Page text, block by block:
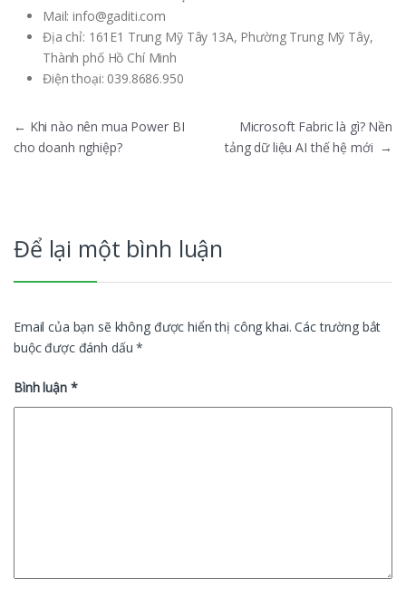
Mail:info@gaditi.com
Địa chỉ: 161E1 Trung Mỹ Tây 13A, Phường Trung Mỹ Tây,
Thành phố Hồ Chí Minh
Điện thoại: 039.8686.950
Điều hướng bài viết
← Khi nào nên mua Power BI
cho doanh nghiệp?
Microsoft Fabric là gì? Nền
tảng dữ liệu AI thế hệ mới →
Để lại một bình luận
Email của bạn sẽ không được hiển thị công khai. Các trường bắt
buộc được đánh dấu*
Bình luận *